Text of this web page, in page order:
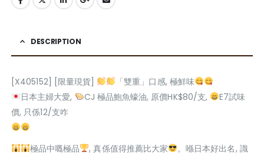
DESCRIPTION
[X405152] [限量現貨]
「雙重」口感, 極鮮味
日本主婦大愛,
CJ 極品鮑魚蠔油, 原價HK$80/支,
E7試味
價, 只係12/支咋
極品中嘅極品 , 真係值得推薦比大家
。喺日本好出名, 識